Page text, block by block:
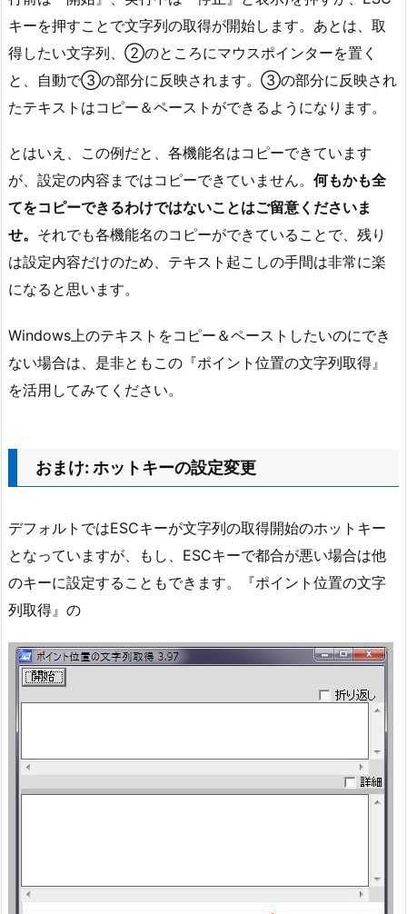
キーを押すことで文字列の取得が開始します。あとは、取
得したい文字列、②のところにマウスポインターを置く
と、自動で③の部分に反映されます。③の部分に反映され
たテキストはコピー＆ペーストができるようになります。
とはいえ、この例だと、各機能名はコピーできています
が、設定の内容まではコピーできていません。 何もかも全
てをコピーできるわけではないことはご留意くださいま
せ。 それでも各機能名のコピーができていることで、残り
は設定内容だけのため、テキスト起こしの手間は非常に楽
になると思います。
Windows上のテキストをコピー＆ペーストしたいのにでき
ない場合は、是非ともこの『ポイント位置の文字列取得』
を活用してみてください。
おまけ: ホットキーの設定変更
デフォルトではESCキーが文字列の取得開始のホットキー
となっていますが、もし、ESCキーで都合が悪い場合は他
のキーに設定することもできます。『ポイント位置の文字
列取得』の